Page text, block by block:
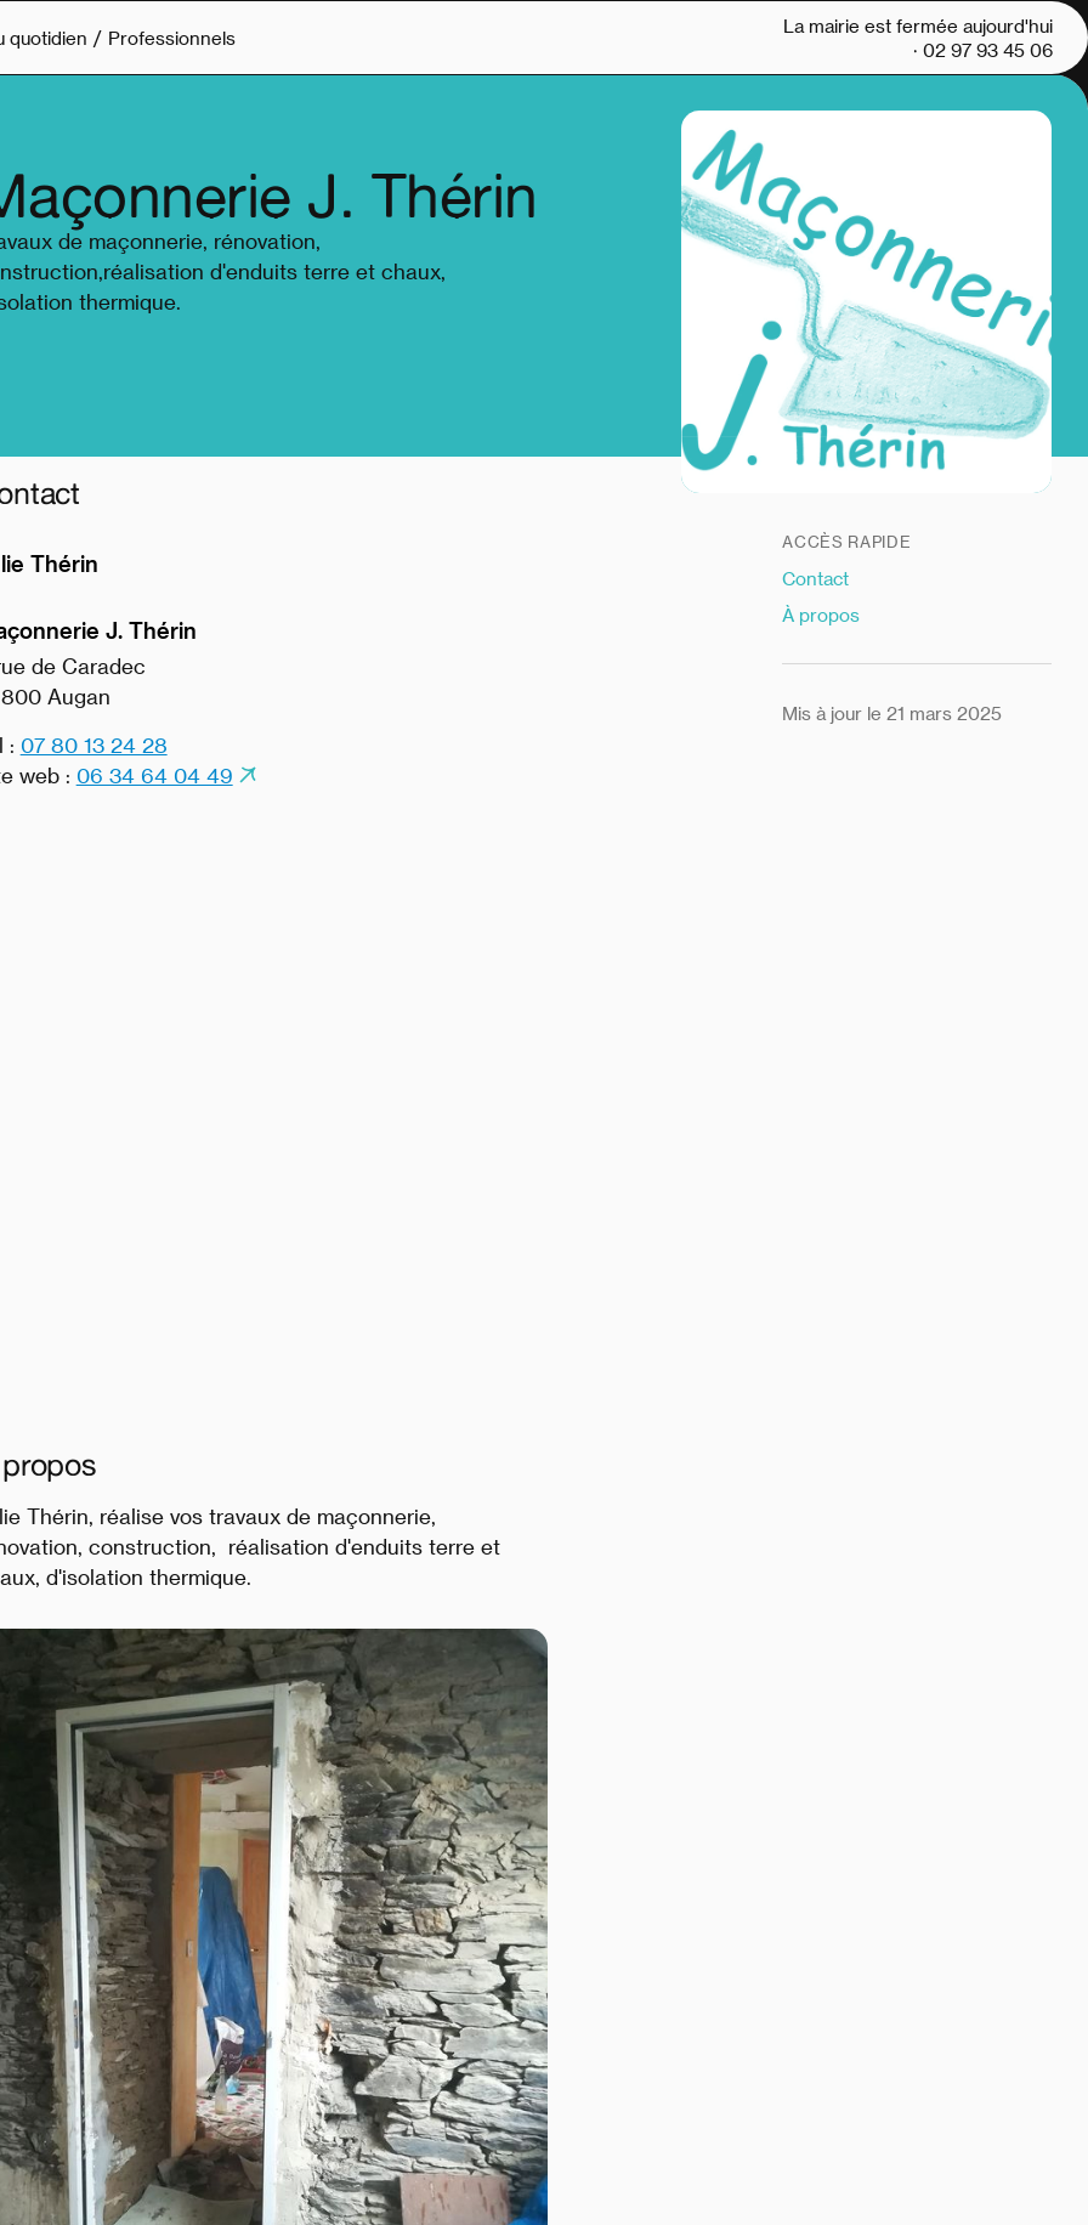
quotidien Professionnels
La mairie est fermée aujourd'hui
· 02 97 93 45 06
J. Thérin
de maçonnerie, rénovation,
d'enduits terre et chaux,
thermique.
ACCÈS RAPIDE
Contact
À propos
Mis à jour le 21 mars 2025
Thérin
J. Thérin
de Caradec
Augan
: 07 80 13 24 28
web : 06 34 64 04 49
Thérin, réalise vos travaux de maçonnerie,
construction, réalisation d'enduits terre et
d'isolation thermique.